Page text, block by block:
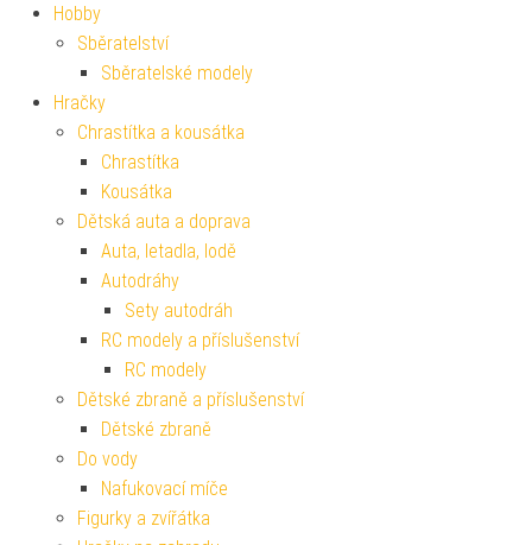
Hobby
Sběratelství
Sběratelské modely
Hračky
Chrastítka a kousátka
Chrastítka
Kousátka
Dětská auta a doprava
Auta, letadla, lodě
Autodráhy
Sety autodráh
RC modely a příslušenství
RC modely
Dětské zbraně a příslušenství
Dětské zbraně
Do vody
Nafukovací míče
Figurky a zvířátka